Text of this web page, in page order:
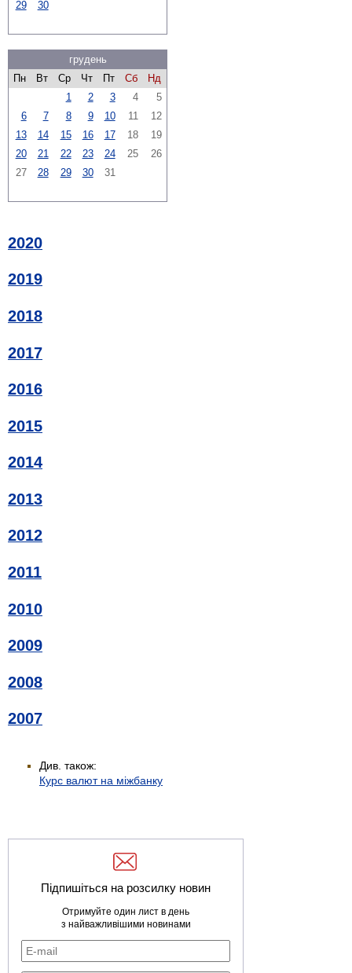
29 30
грудень
Пн
Вт Ср Чт Пт Сб
Нд
1
2 3 4
5
6
7 8 9 10 11
12
13
14 15 16 17 18
19
20
21 22 23 24 25
26
27
28 29 30 31
2020
2019
2018
2017
2016
2015
2014
2013
2012
2011
2010
2009
2008
2007
Див. також:
Курс валют на міжбанку
Підпишіться на розсилку новин
Отримуйте один лист в день
з найважливішими новинами